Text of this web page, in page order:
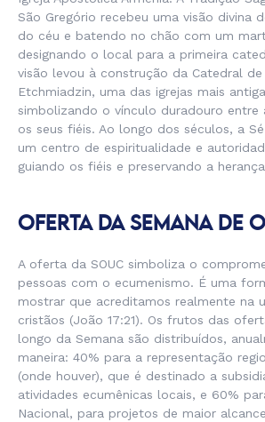
São Gregório recebeu uma visão divina
do céu e batendo no chão com um
designando o local para a primeira
visão levou à construção da Catedral de
Etchmiadzin, uma das igrejas mais
simbolizando o vínculo duradouro entre
os seus fiéis. Ao longo dos séculos, a
um centro de espiritualidade e
guiando os fiéis e preservando a
OFERTA DA SEMANA DE
A oferta da SOUC simboliza o
pessoas com o ecumenismo. É uma
mostrar que acreditamos realmente na
cristãos (João 17:21). Os frutos das
longo da Semana são distribuídos,
maneira: 40% para a representação
(onde houver), que é destinado a
atividades ecumênicas locais, e 60%
Nacional, para projetos de maior